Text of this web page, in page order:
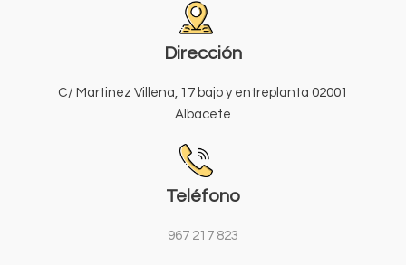
Dirección
C/ Martinez Villena, 17 bajo y entreplanta 02001
Albacete
Teléfono
967 217 823